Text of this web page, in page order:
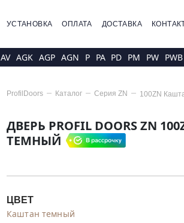
УСТАНОВКА ОПЛАТА ДОСТАВКА
AV AGK AGP AGN P PA PD PM PW PWB
ProfilDoors Каталог Серия ZN 100ZN
ДВЕРЬ PROFIL DOORS ZN
ТЕМНЫЙ
ЦВЕТ
Каштан темный